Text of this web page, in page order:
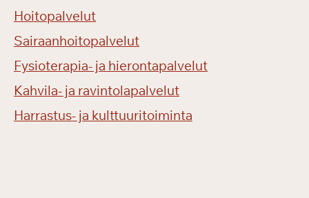
Hoitopalvelut
Sairaanhoitopalvelut
Fysioterapia- ja hierontapalvelut
Kahvila- ja ravintolapalvelut
Harrastus- ja kulttuuritoiminta